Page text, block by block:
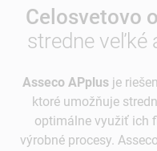
Celosvetovo
stredne veľké
Asseco APplus je
ktoré umožňuje
optimálne využiť ich
výrobné procesy.